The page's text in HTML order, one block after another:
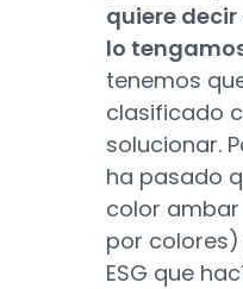
quiere
lo
tenemos
clasificado
solucionar.
ha pasado
color
por
ESG que